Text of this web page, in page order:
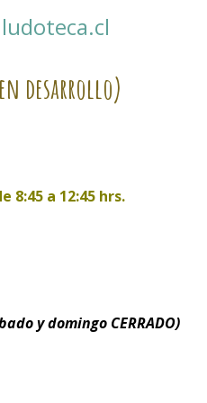
desarrollo)
8:45 a 12:45 hrs.
y domingo CERRADO)